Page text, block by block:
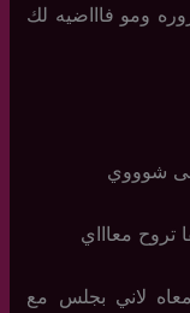
ومو فاااضيه لك
شوووي
تروح معاااي
لاني بجلس مع